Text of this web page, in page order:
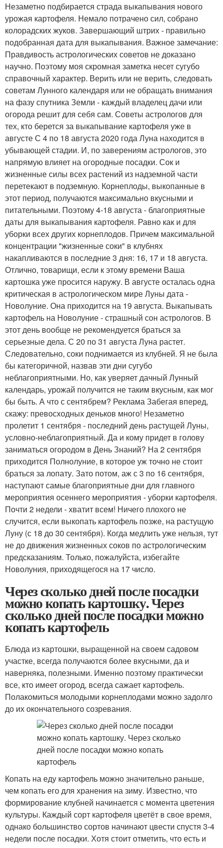
Незаметно подбирается страда выкапывания нового
урожая картофеля. Немало потрачено сил, собрано
колорадских жуков. Завершающий штрих - правильно
подобранная дата для выкапывания. Важное замечание:
Правдивость астрологических советов не доказано
научно. Поэтому моя скромная заметка несет сугубо
справочный характер. Верить или не верить, следовать
советам Лунного календаря или не обращать внимания
на фазу спутника Земли - каждый владелец дачи или
огорода решит для себя сам. Советы астрологов для
тех, кто берется за выкапывание картофеля уже в
августе С 4 по 18 августа 2020 года Луна находится в
убывающей стадии. И, по заверениям астрологов, это
напрямую влияет на огородные посадки. Сок и
жизненные силы всех растений из надземной части
перетекают в подземную. Корнеплоды, выкопанные в
этот период, получаются максимально вкусными и
питательными. Поэтому 4-18 августа - благоприятные
даты для выкапывания картофеля. Равно как и для
уборки всех других корнеплодов. Причем максимальной
концентрации "жизненные соки" в клубнях
накапливаются в последние 3 дня: 16, 17 и 18 августа.
Отлично, товарищи, если к этому времени Ваша
картошка уже просится наружу. В августе осталась одна
критическая в астрологическом мире Луны дата -
Новолуние. Она приходится на 19 августа. Выкапывать
картофель на Новолуние - страшный сон астрологов. В
этот день вообще не рекомендуется браться за
серьезные дела. С 20 по 31 августа Луна растет.
Следовательно, соки поднимается из клубней. Я не была
бы категоричной, назвав эти дни сугубо
неблагоприятными. Но, как уверяет дачный Лунный
календарь, урожай получится не таким вкусным, как мог
бы быть. А что с сентябрем? Реклама Забегая вперед,
скажу: превосходных деньков много! Незаметно
пролетит 1 сентября - последний день растущей Луны,
условно-неблагоприятный. Да и кому придет в голову
заниматься огородом в День Знаний? На 2 сентября
приходится Полнолуние, в которое уж точно не стоит
браться за лопату. Зато потом, аж с 3 по 16 сентября,
наступают самые благоприятные дни для главного
мероприятия осеннего мероприятия - уборки картофеля.
Почти 2 недели - хватит всем! Ничего плохого не
случится, если выкопать картофель позже, на растущую
Луну (с 18 до 30 сентября). Когда медлить уже нельзя, тут
не до движения жизненных соков по астрологическим
предсказаниям. Только, пожалуйста, избегайте
Новолуния, приходящегося на 17 число.
Через сколько дней после посадки
можно копать картошку. Через
сколько дней после посадки можно
копать картофель
Блюда из картошки, выращенной на своем садовом
участке, всегда получаются более вкусными, да и
наверняка, полезными. Именно поэтому практически
все, кто имеет огород, всегда сажает картофель.
Полакомиться молодыми корнеплодами можно задолго
до их окончательного созревания.
Копать на еду картофель можно значительно раньше,
чем копать его для хранения на зиму. Известно, что
формирование клубней начинается с момента цветения
культуры. Каждый сорт картофеля цветёт в свое время,
однако большинство сортов начинают цвести спустя 3-4
недели после посадки. Хотя стоит отметить, что есть и